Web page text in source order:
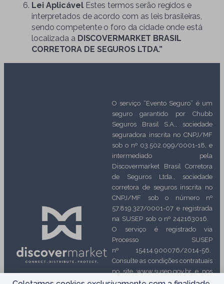
Lei AplicávelEstes termos serão regidos e
interpretados de acordo com as leis brasileiras,
sendo competente o foro da cidade onde está
localizada a DISCOVERMARKET BRASIL
CORRETORA DE SEGUROS LTDA.”
O serviço “Evento Seguro” é um
seguro garantido por Chubb
Seguros Brasil S.A., sociedade
seguradora inscrita no CNPJ/MF
sob o nº 03.502.099/0001-18, e
intermediado pela
Discovermarket Brasil Corretora
de Seguros Ltda., sociedade
corretora de seguros inscrita no
CNPJ/MF sob o número nº
57.819.327/0001-07 e registrada
na SUSEP sob o nº 242163016.
O serviço é registrado via
Processo SUSEP
nº 15414.900076/2014-56.
Consulte as condições contratuais
no site www.susep.gov.br e nos
Termos e condições. O registro